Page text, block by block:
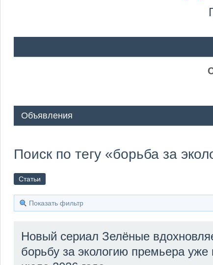
Объявления
Поиск по тегу «борьба за
Статьи
Показать фильтр
Новый сериал Зелёные
борьбу за экологию премьера уже